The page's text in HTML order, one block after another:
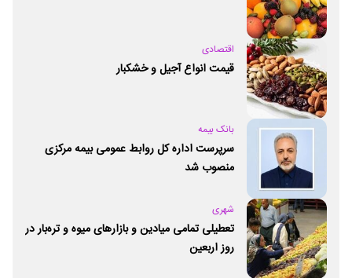
اقتصادی
قیمت انواع آجیل و خشکبار
بانک بیمه
سرپرست اداره کل روابط عمومی بیمه مرکزی
منصوب شد
شهری
تعطیلی تمامی میادین و بازارهای میوه و تره‌بار در
روز اربعین